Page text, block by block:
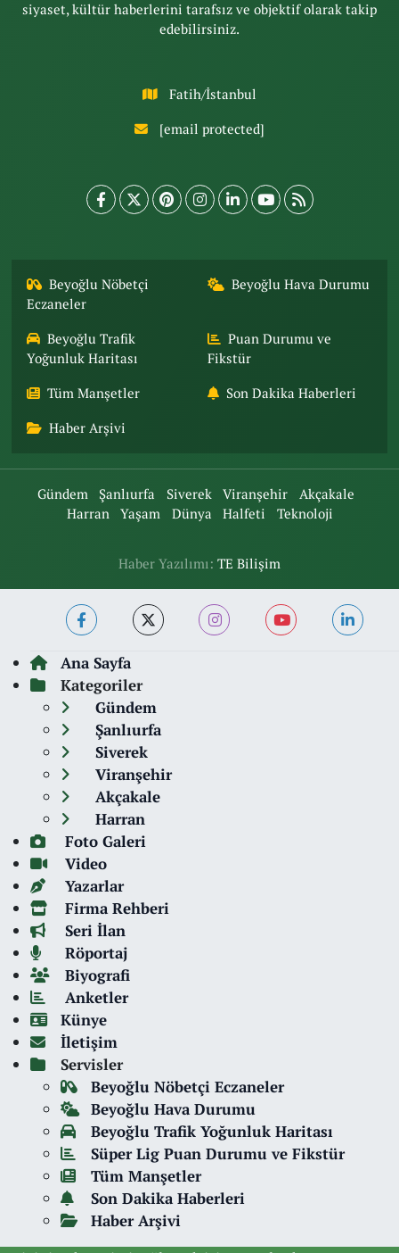
siyaset, kültür haberlerini tarafsız ve objektif olarak takip
edebilirsiniz.
Fatih/İstanbul
[email protected]
Beyoğlu Nöbetçi
Eczaneler
Beyoğlu Hava Durumu
Beyoğlu Trafik
Yoğunluk Haritası
Puan Durumu ve
Fikstür
Tüm Manşetler Son Dakika Haberleri
Haber Arşivi
Gündem Şanlıurfa Siverek Viranşehir
Akçakale
Harran
Yaşam Dünya Halfeti Teknoloji
Haber Yazılımı: TE Bilişim
Ana Sayfa
Kategoriler
Gündem
Şanlıurfa
Siverek
Viranşehir
Akçakale
Harran
Foto Galeri
Video
Yazarlar
Firma Rehberi
Seri İlan
Röportaj
Biyografi
Anketler
Künye
İletişim
Servisler
Beyoğlu Nöbetçi Eczaneler
Beyoğlu Hava Durumu
Beyoğlu Trafik Yoğunluk Haritası
Süper Lig Puan Durumu ve Fikstür
Tüm Manşetler
Son Dakika Haberleri
Haber Arşivi